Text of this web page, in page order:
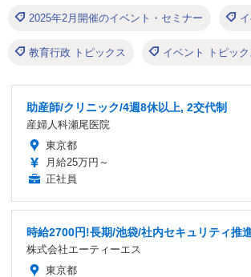
2025年2月開催のイベント・セミナー
教育行政 トピックス イベント トピック
助産師/クリニック/4週8休以上, 2交代制
産婦人科瀬尾医院
東京都
月給25万円～
正社員
時給2700円!長期/池袋/社内セキュリティ推
株式会社エーティーエス
東京都